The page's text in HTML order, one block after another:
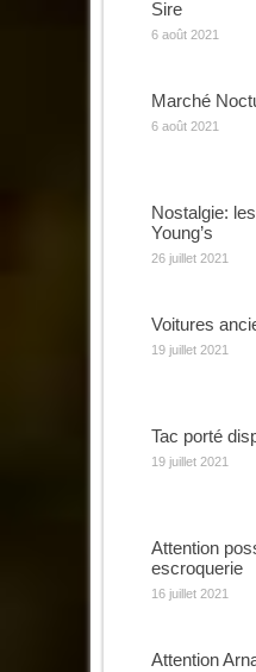
Sire
6 août 2021
Marché
6 août 2021
Nostalgie:
Young’s
26 juillet 2021
Voitures
19 juillet 2021
Tac porté
19 juillet 2021
Attention
escroquerie
16 juillet 2021
Attention